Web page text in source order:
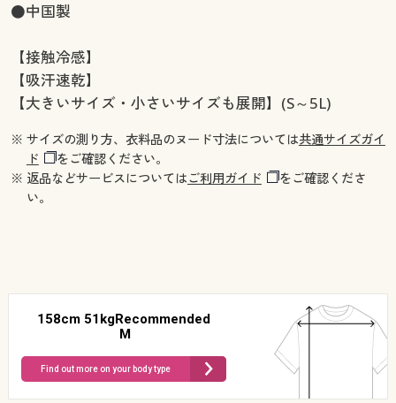
●中国製
【接触冷感】
【吸汗速乾】
【大きいサイズ・小さいサイズも展開】(S～5L)
※ サイズの測り方、衣料品のヌード寸法については共通サイズガイ
ド
をご確認ください。
※ 返品などサービスについてはご利用ガイド
をご確認くださ
い。
158cm 51kgRecommended
M
Find out more on your body type